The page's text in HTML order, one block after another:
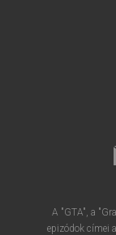
A "GTA", a
epizódok címei